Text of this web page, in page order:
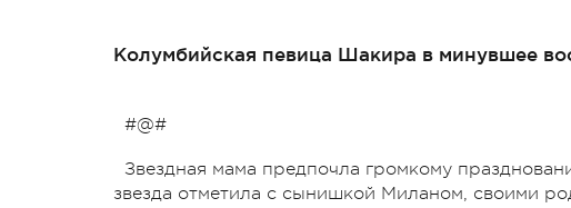
Колумбийская певица Шакира в минувшее
#@#
Звездная мама предпочла громкому
звезда отметила с сынишкой Миланом, своими